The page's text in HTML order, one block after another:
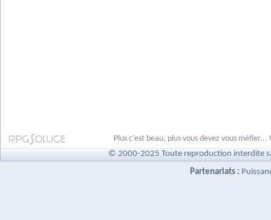
Plus c'est beau, plus vous devez vous
© 2000-2025 Toute reproduction interdite
Partenariats :